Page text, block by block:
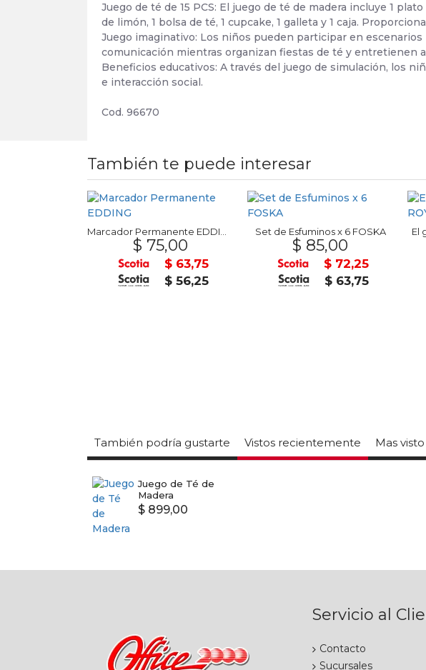
Juego de té de 15 PCS: El juego de té de madera incluye 1
de limón, 1 bolsa de té, 1 cupcake, 1 galleta y 1 caja.
Juego imaginativo: Los niños pueden participar en
comunicación mientras organizan fiestas de té y entretienen
Beneficios educativos: A través del juego de simulación, los
e interacción social.
Cod. 96670
También te puede interesar
$ 75,00
$ 63,75
$ 56,25
Set de Esfuminos x 6 FOSKA
$ 85,00
$ 72,25
$ 63,75
El
También podría gustarte Vistos recientemente Mas visto
Juego de Té de
Madera
$ 899,00
Servicio al
Contacto
Sucursales